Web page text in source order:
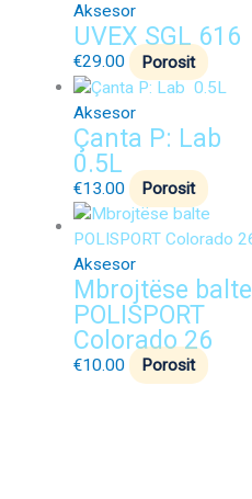
Aksesor
UVEX SGL 616
€29.00 Porosit
Aksesor
Çanta P: Lab
0.5L
€13.00 Porosit
Aksesor
Mbrojtëse balte
POLISPORT
Colorado 26
€10.00 Porosit